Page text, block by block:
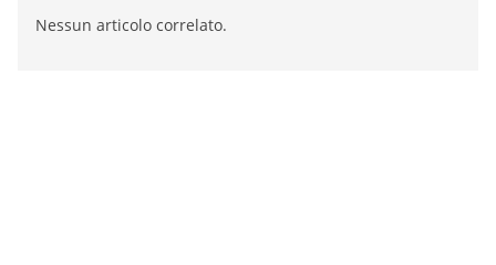
Nessun articolo correlato.